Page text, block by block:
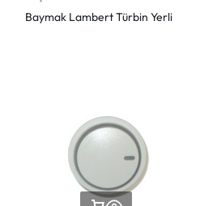
Baymak Lambert Türbin Yerli